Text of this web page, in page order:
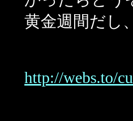
黄金週間だし
http://webs.to/